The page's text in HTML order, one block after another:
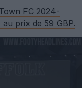
FC 2024-
prix de 59 GBP.